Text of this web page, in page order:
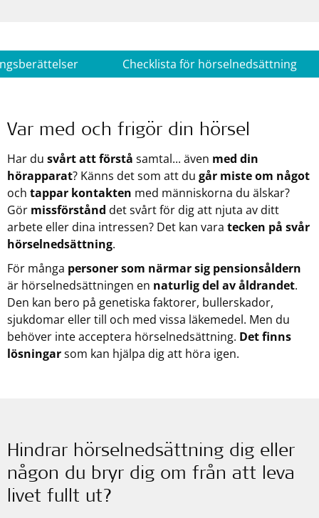
Checklista för hörselnedsättning
Var med och frigör din hörsel
Har du svårt att förstå samtal... även med din
hörapparat? Känns det som att du går miste om något
och tappar kontakten med människorna du älskar?
Gör missförstånd det svårt för dig att njuta av ditt
arbete eller dina intressen? Det kan vara tecken på svår
hörselnedsättning.
För många personer som närmar sig pensionsåldern
är hörselnedsättningen en naturlig del av åldrandet.
Den kan bero på genetiska faktorer, bullerskador,
sjukdomar eller till och med vissa läkemedel. Men du
behöver inte acceptera hörselnedsättning. Det finns
lösningarsom kan hjälpa dig att höra igen.
Hindrar hörselnedsättning dig eller
någon du bryr dig om från att leva
livet fullt ut?